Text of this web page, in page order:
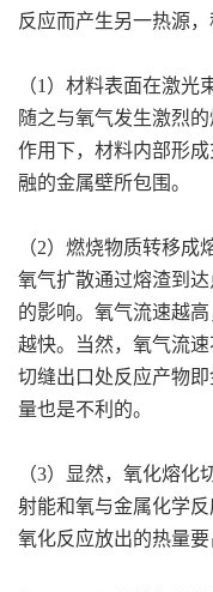
反应而产生另一热源
（1）材料表面在激光
随之与氧气发生激烈
作用下，材料内部形
融的金属壁所包围。
（2）燃烧物质转移
氧气扩散通过熔渣到
的影响。氧气流速越
越快。当然，氧气流
切缝出口处反应产物
量也是不利的。
（3）显然，氧化熔
射能和氧与金属化学
氧化反应放出的热量要